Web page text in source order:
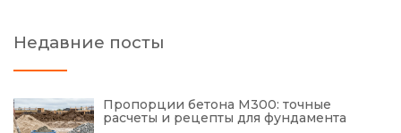
Недавние посты
Пропорции бетона М300: точные
расчеты и рецепты для фундамента